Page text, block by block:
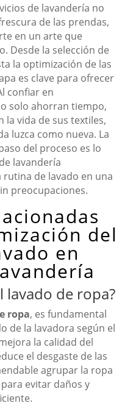
de lavandería no
de las prendas,
en un arte que
Desde la selección de
la optimización de las
es clave para ofrecer
confiar en
solo ahorran tiempo,
vida de sus textiles,
luzca como nueva. La
del proceso es lo
lavandería
de lavado en una
preocupaciones.
del
en
lavado de ropa?
ropa, es fundamental
de la lavadora según el
la calidad del
el desgaste de las
agrupar la ropa
evitar daños y